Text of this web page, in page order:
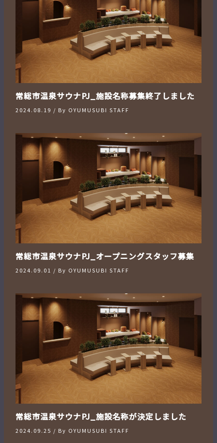
常総市温泉サウナPJ_施設名称募集終了しました
2024.08.19 / By OYUMUSUBI STAFF
常総市温泉サウナPJ_オープニングスタッフ募集
2024.09.01 / By OYUMUSUBI STAFF
常総市温泉サウナPJ_施設名称が決定しました
2024.09.25 / By OYUMUSUBI STAFF